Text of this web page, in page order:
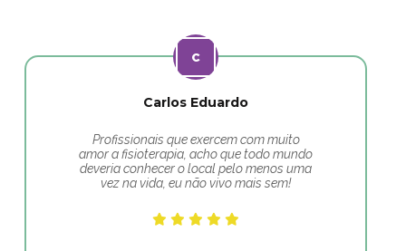
Carlos Eduardo
Profissionais que exercem com muito
amor a fisioterapia, acho que todo mundo
deveria conhecer o local pelo menos uma
vez na vida, eu não vivo mais sem!